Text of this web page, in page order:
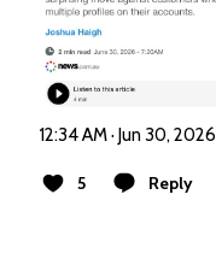
12:34 AM · Jun 30, 2026
5 Reply